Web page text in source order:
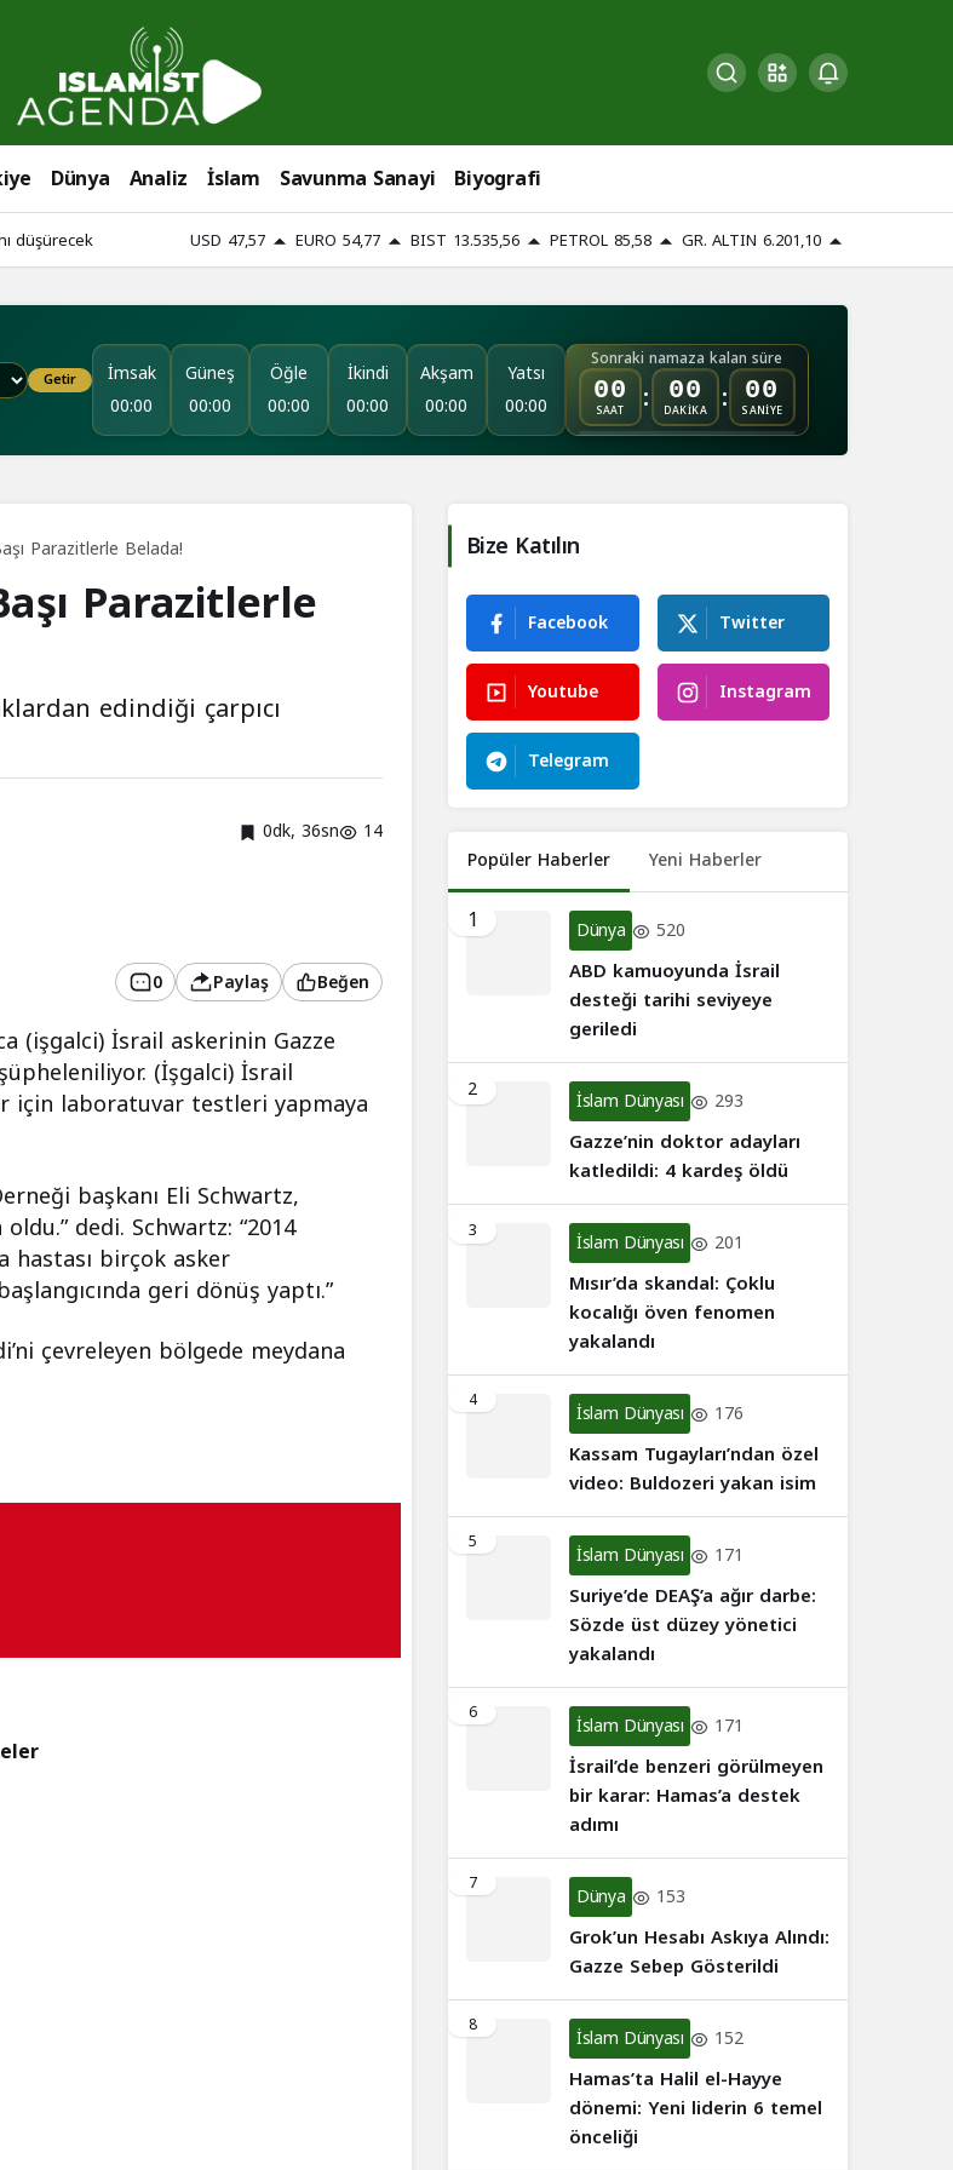
Dünya Analiz İslam Savunma Sanayi Biyografi
düşürecek USD 47,57 EURO 54,77 BIST 13.535,56 PETROL 85,58 GR. ALTIN 6.201,10
Getir
İmsak
00:00
Güneş
00:00
Öğle
00:00
İkindi
00:00
Akşam
00:00
Yatsı
00:00
Sonraki namaza kalan süre
00
SAAT : 00
DAKİKA : 00
SANİYE
Parazitlerle Belada!
Parazitlerle
edindiği çarpıcı
0dk, 36sn 14
0 Paylaş Beğen
(işgalci) İsrail askerinin Gazze
(İşgalci) İsrail
için laboratuvar testleri yapmaya
başkanı Eli Schwartz,
dedi. Schwartz: “2014
hastası birçok asker
geri dönüş yaptı.”
çevreleyen bölgede meydana
Bize Katılın
Facebook Twitter
Youtube Instagram
Telegram
Popüler Haberler Yeni Haberler
1 Dünya 520
ABD kamuoyunda İsrail
desteği tarihi seviyeye
geriledi
2 İslam Dünyası 293
Gazze’nin doktor adayları
katledildi: 4 kardeş öldü
3 İslam Dünyası 201
Mısır’da skandal: Çoklu
kocalığı öven fenomen
yakalandı
4 İslam Dünyası 176
Kassam Tugayları’ndan özel
video: Buldozeri yakan isim
5 İslam Dünyası 171
Suriye’de DEAŞ’a ağır darbe:
Sözde üst düzey yönetici
yakalandı
6 İslam Dünyası 171
İsrail’de benzeri görülmeyen
bir karar: Hamas’a destek
adımı
7 Dünya 153
Grok’un Hesabı Askıya Alındı:
Gazze Sebep Gösterildi
8 İslam Dünyası 152
Hamas’ta Halil el-Hayye
dönemi: Yeni liderin 6 temel
önceliği